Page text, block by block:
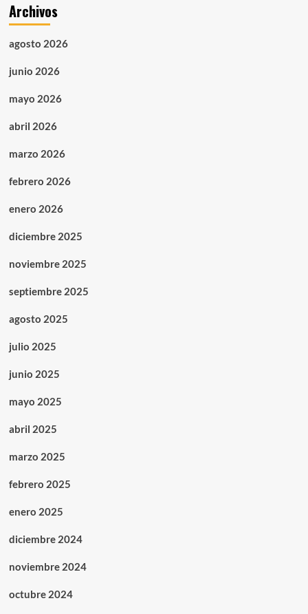
Archivos
agosto 2026
junio 2026
mayo 2026
abril 2026
marzo 2026
febrero 2026
enero 2026
diciembre 2025
noviembre 2025
septiembre 2025
agosto 2025
julio 2025
junio 2025
mayo 2025
abril 2025
marzo 2025
febrero 2025
enero 2025
diciembre 2024
noviembre 2024
octubre 2024